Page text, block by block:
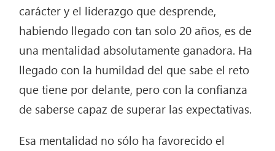
carácter y el liderazgo que desprende,
habiendo llegado con tan solo 20 años, es de
una mentalidad absolutamente ganadora. Ha
llegado con la humildad del que sabe el reto
que tiene por delante, pero con la confianza
de saberse capaz de superar las expectativas.
Esa mentalidad no sólo ha favorecido el